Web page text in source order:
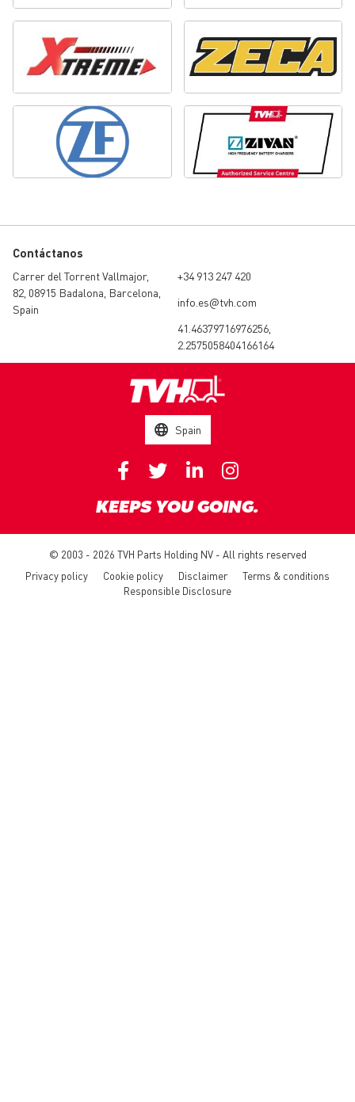
Contáctanos
Carrer del Torrent Vallmajor,
82, 08915 Badalona, Barcelona,
Spain
+34 913 247 420
info.es@tvh.com
41.46379716976256,
2.2575058404166164
Spain
KEEPS YOU GOING.
© 2003 - 2026 TVH Parts Holding NV - All rights reserved
Privacy policy
Cookie policy Disclaimer
Terms & conditions
Responsible Disclosure